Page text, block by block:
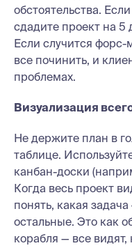
обстоятельства.
сдадите проект на 5
Если случится форс-
все починить, и
проблемах.
Визуализация
Не держите план в
таблице.
канбан-доски
Когда весь проект
понять, какая
остальные. Это как
корабля — все